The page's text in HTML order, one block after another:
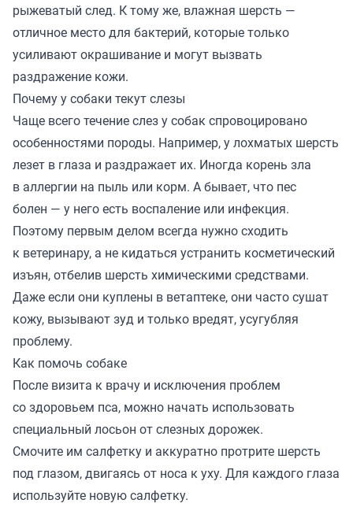
рыжеватый след. К тому же, влажная шерсть —
отличное место для бактерий, которые только
усиливают окрашивание и могут вызвать
раздражение кожи.
Почему у собаки текут слезы
Чаще всего течение слез у собак спровоцировано
особенностями породы. Например, у лохматых шерсть
лезет в глаза и раздражает их. Иногда корень зла
в аллергии на пыль или корм. А бывает, что пес
болен — у него есть воспаление или инфекция.
Поэтому первым делом всегда нужно сходить
к ветеринару, а не кидаться устранить косметический
изъян, отбелив шерсть химическими средствами.
Даже если они куплены в ветаптеке, они часто сушат
кожу, вызывают зуд и только вредят, усугубляя
проблему.
Как помочь собаке
После визита к врачу и исключения проблем
со здоровьем пса, можно начать использовать
специальный лосьон от слезных дорожек.
Смочите им салфетку и аккуратно протрите шерсть
под глазом, двигаясь от носа к уху. Для каждого глаза
используйте новую салфетку.